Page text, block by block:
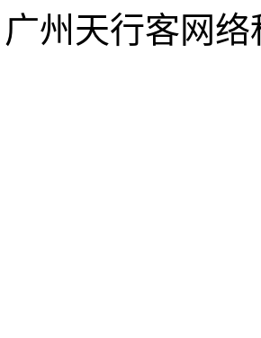
广州天行客网